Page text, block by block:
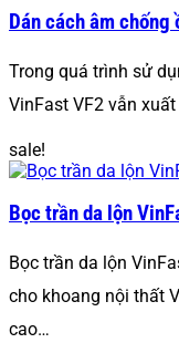
Dán cách âm chống
Trong quá trình sử
VinFast VF2 vẫn
sale!
Bọc trần da lộn
Bọc trần da lộn
cho khoang nội thất
cao…